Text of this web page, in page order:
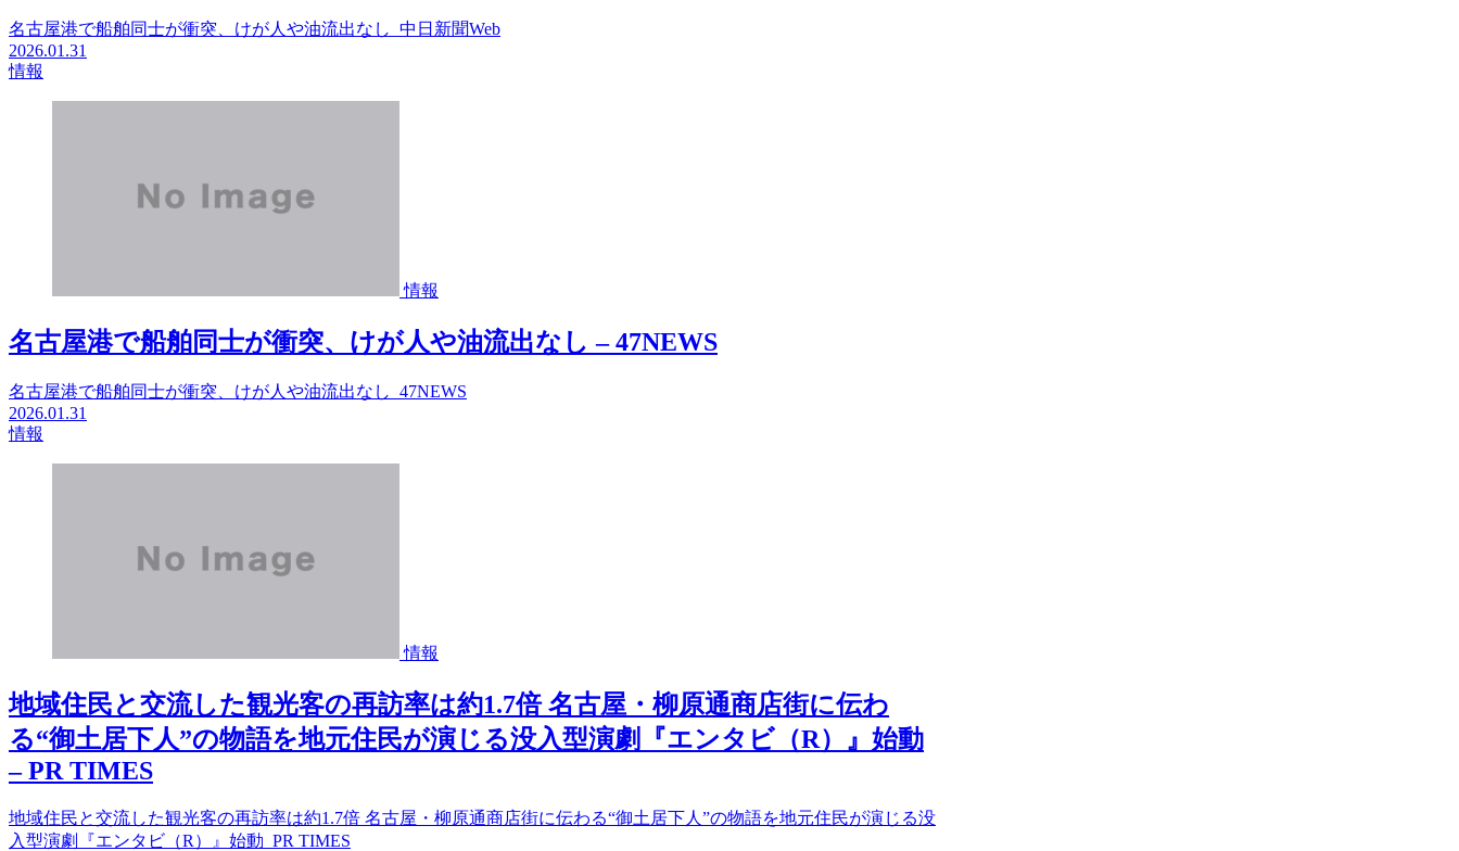
名古屋港で船舶同士が衝突、けが人や油流出なし 中日新聞Web
2026.01.31
情報
情報
名古屋港で船舶同士が衝突、けが人や油流出なし – 47NEWS
名古屋港で船舶同士が衝突、けが人や油流出なし 47NEWS
2026.01.31
情報
情報
地域住民と交流した観光客の再訪率は約1.7倍 名古屋・柳原通商店街に伝わ
る“御土居下人”の物語を地元住民が演じる没入型演劇『エンタビ（R）』始動
– PR TIMES
地域住民と交流した観光客の再訪率は約1.7倍 名古屋・柳原通商店街に伝わる“御土居下人”の物語を地元住民が演じる没
入型演劇『エンタビ（R）』始動 PR TIMES